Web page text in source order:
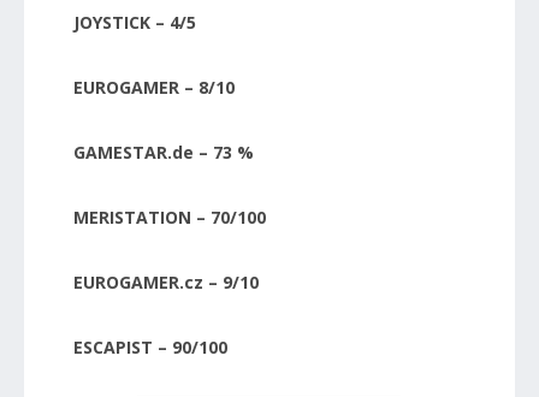
JOYSTICK – 4/5
EUROGAMER – 8/10
GAMESTAR.de – 73 %
MERISTATION – 70/100
EUROGAMER.cz – 9/10
ESCAPIST – 90/100